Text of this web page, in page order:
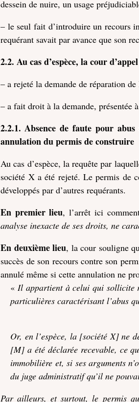
dessein de nuire, un usage
– le seul fait d’introduire un recours
requérant savait par avance que son
2.2. Au cas d’espèce, la cour
– a rejeté la demande de réparation
– a fait droit à la demande, présentée
2.2.1.Absence de faute pour
annulation du permis de construire
Au cas d’espèce, la requête par
société X a été rejeté. Le permis de
développés par d’autres requérants.
En premier lieu, l’arrêt ici
analyse inexacte de ses droits, ne
En deuxième lieu, la cour souligne
succès de son recours contre son
annulé même si cette annulation ne
« Il appartient à celui qui sollicite
particulières caractérisant l’abus
Or, en l’espèce, la [société X] ne
[M] a été déclarée recevable, ce
immobilière et, si ses arguments
du juge administratif qu’il ne
Par ailleurs, et surtout, le permis